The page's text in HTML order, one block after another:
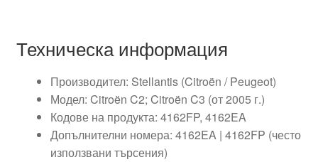
Техническа информация
Производител: Stellantis (Citroën / Peugeot)
Модел: Citroën C2; Citroën C3 (от 2005 г.)
Кодове на продукта: 4162FP, 4162EA
Допълнителни номера: 4162EA | 4162FP (често
използвани търсения)